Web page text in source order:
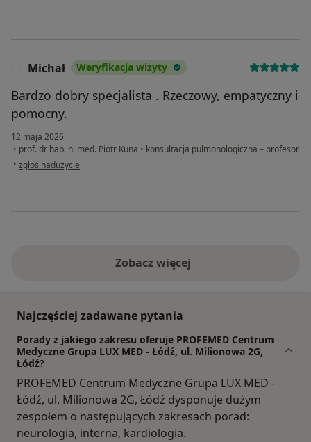
Michał Weryfikacja wizyty
Bardzo dobry specjalista . Rzeczowy, empatyczny i
pomocny.
12 maja 2026
• prof. dr hab. n. med. Piotr Kuna • konsultacja pulmonologiczna – profesor
• w opinii użytkownika Michał
zgłoś nadużycie
Zobacz więcej
Najczęściej zadawane pytania
Porady z jakiego zakresu oferuje PROFEMED Centrum
Medyczne Grupa LUX MED - Łódź, ul. Milionowa 2G,
Łódź?
PROFEMED Centrum Medyczne Grupa LUX MED -
Łódź, ul. Milionowa 2G, Łódź dysponuje dużym
zespołem o następujących zakresach porad:
neurologia, interna, kardiologia.